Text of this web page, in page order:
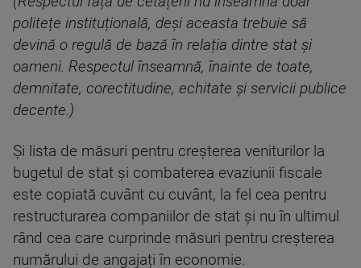
politețe instituțională, deși aceasta trebuie să
devină o regulă de bază în relația dintre stat și
oameni. Respectul înseamnă, înainte de toate,
demnitate, corectitudine, echitate și servicii publice
decente.)
Şi lista de măsuri pentru creșterea veniturilor la
bugetul de stat și combaterea evaziunii fiscale
este copiată cuvânt cu cuvânt, la fel cea pentru
restructurarea companiilor de stat şi nu în ultimul
rând cea care curprinde măsuri pentru creșterea
numărului de angajați în economie.